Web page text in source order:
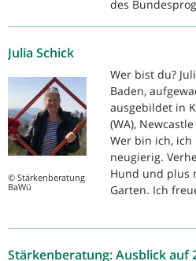
des
Julia Schick
© Stärkenberatung
BaWü
Wer bist du?
Baden,
ausgebildet in
(WA),
Wer bin ich,
neugierig.
Hund und plus
Garten. Ich
Stärkenberatung: Ausblick auf